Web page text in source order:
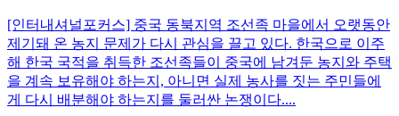
[인터내셔널포커스] 중국 동북지역 조선족 마을에서 오랫동안
제기돼 온 농지 문제가 다시 관심을 끌고 있다. 한국으로 이주
해 한국 국적을 취득한 조선족들이 중국에 남겨둔 농지와 주택
을 계속 보유해야 하는지, 아니면 실제 농사를 짓는 주민들에
게 다시 배분해야 하는지를 둘러싼 논쟁이다....